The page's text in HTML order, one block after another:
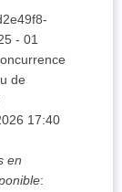
- 01
de
17:40
en
: